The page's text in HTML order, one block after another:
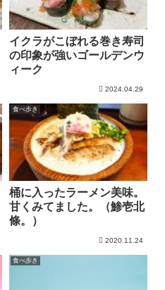
イクラがこぼれる巻き寿司
の印象が強いゴールデンウ
ィーク
2024.04.29
食べ歩き
桶に入ったラーメン美味。
甘くみてました。（鯵壱北
條。）
2020.11.24
食べ歩き